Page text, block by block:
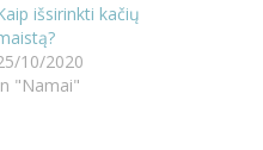
išsirinkti kačių
10/2020
"Namai"